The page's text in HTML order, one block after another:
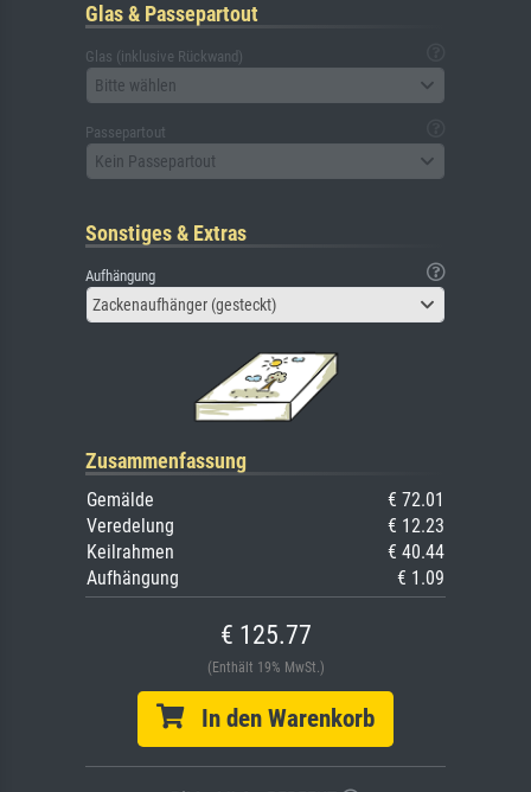
Glas & Passepartout
Glas (inklusive Rückwand)
Bitte wählen
Passepartout
Kein Passepartout
Sonstiges & Extras
Aufhängung
Zackenaufhänger (gesteckt)
Zusammenfassung
Gemälde
€ 72.01
Veredelung
€ 12.23
Keilrahmen
€ 40.44
Aufhängung
€ 1.09
€ 125.77
(Enthält 19% MwSt.)
In den Warenkorb